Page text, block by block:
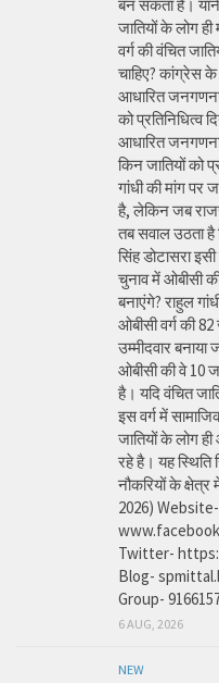
बन सकता है।
जातियों के लोग
वर्ग की वंचित
चाहिए? कांग्रेस
आधारित जनगणना
को प्रतिनिधित्व
आधारित
किन जातियों को
गांधी की मांग पर
है, लेकिन जब
तब सवाल उठता है
सिंह डोटासरा
चुनाव में ओबीसी
बनाएंगे? राहुल
ओबीसी वर्ग की 82
उम्मीदवार
ओबीसी की वे 10
है। यदि वंचित
इस वर्ग में
जातियों के लोग
रहे है। यह स्थिति
नौकरियों के
2026)
Twitter-
Blog-
Group-
6 AUG, 2026
NEW